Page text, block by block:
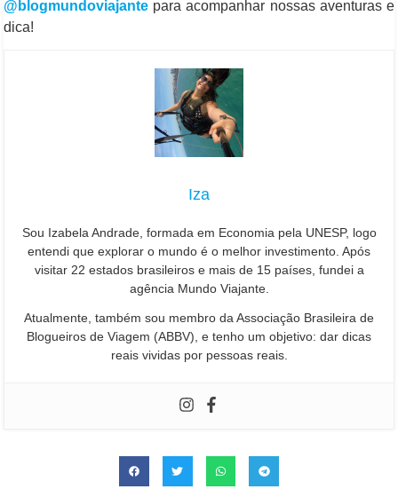
@blogmundoviajante para acompanhar nossas aventuras e
dica!
Iza
Sou Izabela Andrade, formada em Economia pela UNESP, logo
entendi que explorar o mundo é o melhor investimento. Após
visitar 22 estados brasileiros e mais de 15 países, fundei a
agência Mundo Viajante.
Atualmente, também sou membro da Associação Brasileira de
Blogueiros de Viagem (ABBV), e tenho um objetivo: dar dicas
reais vividas por pessoas reais.